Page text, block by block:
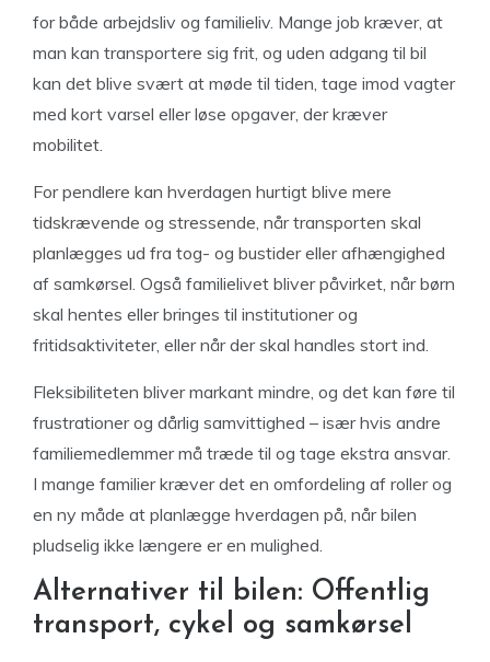
for både arbejdsliv og familieliv. Mange job kræver, at
man kan transportere sig frit, og uden adgang til bil
kan det blive svært at møde til tiden, tage imod vagter
med kort varsel eller løse opgaver, der kræver
mobilitet.
For pendlere kan hverdagen hurtigt blive mere
tidskrævende og stressende, når transporten skal
planlægges ud fra tog- og bustider eller afhængighed
af samkørsel. Også familielivet bliver påvirket, når børn
skal hentes eller bringes til institutioner og
fritidsaktiviteter, eller når der skal handles stort ind.
Fleksibiliteten bliver markant mindre, og det kan føre til
frustrationer og dårlig samvittighed – især hvis andre
familiemedlemmer må træde til og tage ekstra ansvar.
I mange familier kræver det en omfordeling af roller og
en ny måde at planlægge hverdagen på, når bilen
pludselig ikke længere er en mulighed.
Alternativer til bilen: Offentlig
transport, cykel og samkørsel